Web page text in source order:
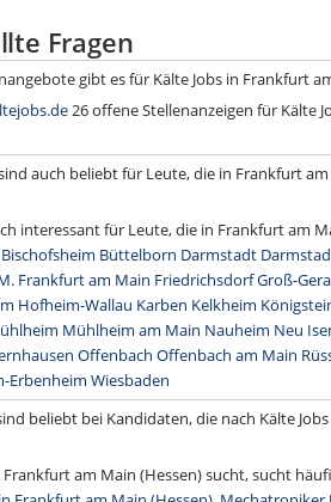
Fragen
gibt es für Kälte Jobs in Frankfurt
26 offene Stellenanzeigen für Kälte
auch beliebt für Leute, die in Frankfurt
interessant für Leute, die in Frankfurt am
Bischofsheim Büttelborn Darmstadt
Frankfurt am Main FriedrichsdorfGroß-
Hofheim-Wallau Karben Kelkheim
Mühlheim am Main Nauheim Neu
Offenbach Offenbach am Main
Erbenheim Wies­ba­den
beliebt bei Kandidaten, die nach Kälte
Frankfurt am Main (Hessen) sucht, sucht